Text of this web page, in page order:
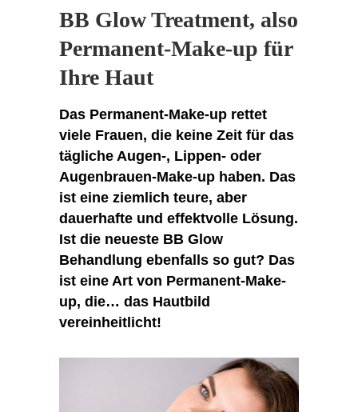
BB Glow Treatment, also
Permanent-Make-up für
Ihre Haut
Das Permanent-Make-up rettet
viele Frauen, die keine Zeit für das
tägliche Augen-, Lippen- oder
Augenbrauen-Make-up haben. Das
ist eine ziemlich teure, aber
dauerhafte und effektvolle Lösung.
Ist die neueste BB Glow
Behandlung ebenfalls so gut? Das
ist eine Art von Permanent-Make-
up, die… das Hautbild
vereinheitlicht!